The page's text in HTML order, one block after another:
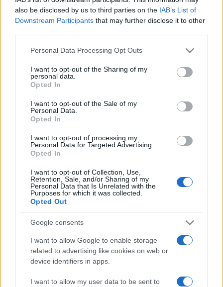
also be disclosed by us to third parties on the IAB’s List of
Downstream Participants that may further disclose it to other
Please note that this website/app uses one or more Google
not limited to your visit or usage behaviour. You may click to
grant or deny consent to Google and its third-party tags to
use your data for below specified purposes in below Google
consent section.
Personal Data Processing Opt Outs
I want to opt-out of the Sharing of my
personal data.
Opted In
I want to opt-out of the Sale of my
Personal Data.
Opted In
I want to opt-out of processing my
Personal Data for Targeted Advertising.
Opted In
I want to opt-out of Collection, Use,
Retention, Sale, and/or Sharing of my
Personal Data that Is Unrelated with the
Purposes for which it was collected.
Opted Out
Google consents
I want to allow Google to enable storage
related to advertising like cookies on web or
device identifiers in apps.
I want to allow my user data to be sent to
Mario Malu
Martina Agostina Diturco
I nostri cari
I nostri cari